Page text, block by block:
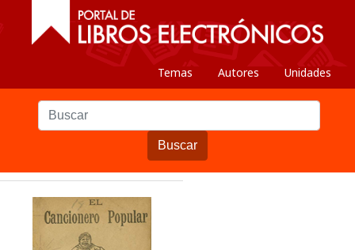
Temas Autores Unidades
Buscar